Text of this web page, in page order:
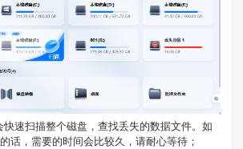
快速扫描整个磁盘，查找丢失的数据文件。如
话，需要的时间会比较久，请耐心等待；